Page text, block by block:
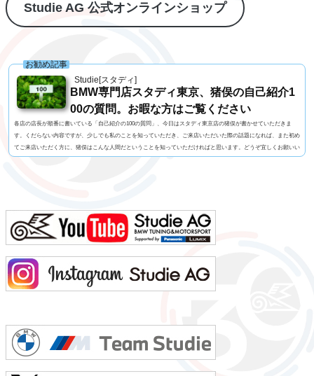
Studie AG 公式オンラインショップ
Studie[スタディ]
お勧め記事
BMW専門店スタディ東京、猪俣の自己紹介1
00の質問。お暇な方はご覧ください
各店の店長が順番に書いている「自己紹介の100の質問」、今日はスタディ東京店の猪俣が書かせていただきま
す。くだらない内容ですが、少しでも私のことを知っていただき、ご来店いただいた際の話題になれば、また初め
てご来店いただく方に、猪俣はこんな人間だということを知っていただければと思います。どうぞ宜しくお願いい